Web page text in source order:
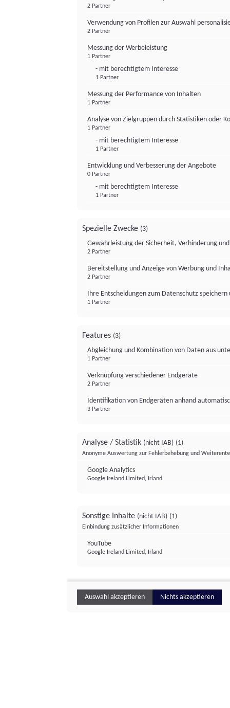
2 Partner
Verwendung von Profilen zur Auswahl
2 Partner
Messung der Werbeleistung
1 Partner
- mit berechtigtem Interesse
1 Partner
Messung der Performance von Inhalten
1 Partner
Analyse von Zielgruppen durch Statistiken oder
1 Partner
- mit berechtigtem Interesse
1 Partner
Entwicklung und Verbesserung der Angebote
0 Partner
- mit berechtigtem Interesse
1 Partner
Spezielle Zwecke (3)
Gewährleistung der Sicherheit, Verhinderung
2 Partner
Bereitstellung und Anzeige von Werbung und
2 Partner
Ihre Entscheidungen zum Datenschutz
1 Partner
Features (3)
Abgleichung und Kombination von Daten aus
1 Partner
Verknüpfung verschiedener Endgeräte
2 Partner
Identifikation von Endgeräten anhand
3 Partner
Analyse / Statistik (nicht IAB) (1)
Anonyme Auswertung zur Fehlerbehebung und
Google Analytics
Google Ireland Limited, Irland
Sonstige Inhalte (nicht IAB) (1)
Einbindung zusätzlicher Informationen
YouTube
Google Ireland Limited, Irland
Auswahl akzeptieren Nichts akzeptieren